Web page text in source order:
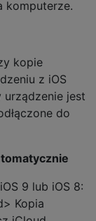
komputerze.
kopie
z iOS
urządzenie jest
do
9 lub iOS 8:
Kopia